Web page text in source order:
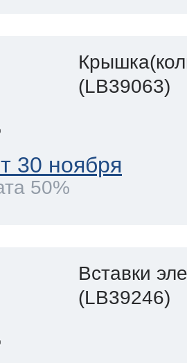
(LB39063)
30 ноября
50%
Вставки
(LB39246)